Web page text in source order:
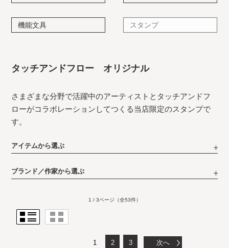
機能文具 スタンプ
タッチアンドフロー オリジナル
さまざまな分野で活躍中のアーティストとタッチアンドフ
ローがコラボレーションしてつくる当店限定のスタンプで
す。
アイテムから選ぶ
ブランド／作家から選ぶ
1 / 3ページ （全53件）
1 2 3 次へ